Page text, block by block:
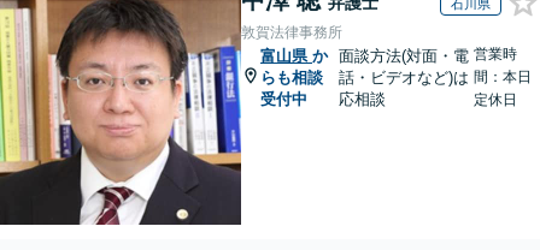
石川県
敦賀法律事務所
富山県 か
らも相談
受付中
面談方法(対面・電
話・ビデオなど)は
応相談
営業時
間：本日
定休日